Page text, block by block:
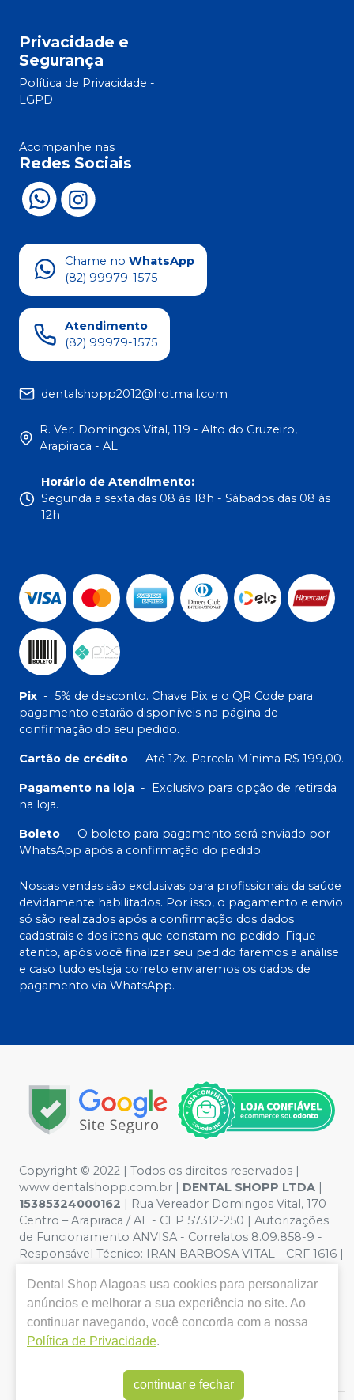
Privacidade e
Segurança
Política de Privacidade -
LGPD
Acompanhe nas
Redes Sociais
Chame no WhatsApp
(82) 99979-1575
Atendimento
(82) 99979-1575
dentalshopp2012@hotmail.com
R. Ver. Domingos Vital, 119 - Alto do Cruzeiro,
Arapiraca - AL
Horário de Atendimento:
Segunda a sexta das 08 às 18h - Sábados das 08 às
12h
Pix - 5% de desconto. Chave Pix e o QR Code para
pagamento estarão disponíveis na página de
confirmação do seu pedido.
Cartão de crédito - Até 12x. Parcela Mínima R$ 199,00.
Pagamento na loja - Exclusivo para opção de retirada
na loja.
Boleto - O boleto para pagamento será enviado por
WhatsApp após a confirmação do pedido.
Nossas vendas são exclusivas para profissionais da saúde
devidamente habilitados. Por isso, o pagamento e envio
só são realizados após a confirmação dos dados
cadastrais e dos itens que constam no pedido. Fique
atento, após você finalizar seu pedido faremos a análise
e caso tudo esteja correto enviaremos os dados de
pagamento via WhatsApp.
Copyright © 2022 | Todos os direitos reservados |
www.dentalshopp.com.br | DENTAL SHOPP LTDA |
15385324000162 | Rua Vereador Domingos Vital, 170
Centro – Arapiraca / AL - CEP 57312-250 | Autorizações
de Funcionamento ANVISA - Correlatos 8.09.858-9 -
Responsável Técnico: IRAN BARBOSA VITAL - CRF 1616 |
ilustrativas - Os preços e condições da loja virtual estão
sujeitos a alterações. Em caso de divergência de preços
no site, o valor válido é o do Carrinho de Compra. Não
vendemos por atacado, por isso nos reservamos o
Dental Shop Alagoas usa cookies para personalizar
anúncios e melhorar a sua experiência no site. Ao
continuar navegando, você concorda com a nossa
Política de Privacidade.
continuar e fechar